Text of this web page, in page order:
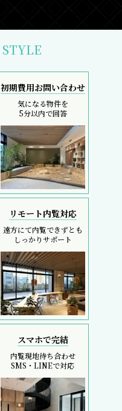
STYLE
初期費用お問い合わせ
気になる物件を
5分以内で回答
リモート内覧対応
遠方にて内覧できずとも
しっかりサポート
スマホで完結
内覧現地待ち合わせ
SMS・LINEで対応